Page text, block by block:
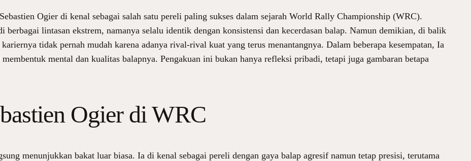
Ogier di kenal sebagai salah satu pereli paling sukses dalam sejarah World Rally Championship (WRC).
berbagai lintasan ekstrem, namanya selalu identik dengan konsistensi dan kecerdasan balap. Namun demikian, di balik
tidak pernah mudah karena adanya rival-rival kuat yang terus menantangnya. Dalam beberapa kesempatan, Ia
mental dan kualitas balapnya. Pengakuan ini bukan hanya refleksi pribadi, tetapi juga gambaran betapa
Ogier di WRC
menunjukkan bakat luar biasa. Ia di kenal sebagai pereli dengan gaya balap agresif namun tetap presisi, terutama